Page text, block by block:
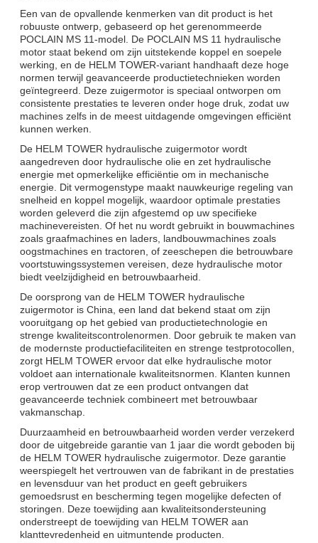
Een van de opvallende kenmerken van dit product is het
robuuste ontwerp, gebaseerd op het gerenommeerde
POCLAIN MS 11-model. De POCLAIN MS 11 hydraulische
motor staat bekend om zijn uitstekende koppel en soepele
werking, en de HELM TOWER-variant handhaaft deze hoge
normen terwijl geavanceerde productietechnieken worden
geïntegreerd. Deze zuigermotor is speciaal ontworpen om
consistente prestaties te leveren onder hoge druk, zodat uw
machines zelfs in de meest uitdagende omgevingen efficiënt
kunnen werken.
De HELM TOWER hydraulische zuigermotor wordt
aangedreven door hydraulische olie en zet hydraulische
energie met opmerkelijke efficiëntie om in mechanische
energie. Dit vermogenstype maakt nauwkeurige regeling van
snelheid en koppel mogelijk, waardoor optimale prestaties
worden geleverd die zijn afgestemd op uw specifieke
machinevereisten. Of het nu wordt gebruikt in bouwmachines
zoals graafmachines en laders, landbouwmachines zoals
oogstmachines en tractoren, of zeeschepen die betrouwbare
voortstuwingssystemen vereisen, deze hydraulische motor
biedt veelzijdigheid en betrouwbaarheid.
De oorsprong van de HELM TOWER hydraulische
zuigermotor is China, een land dat bekend staat om zijn
vooruitgang op het gebied van productietechnologie en
strenge kwaliteitscontrolenormen. Door gebruik te maken van
de modernste productiefaciliteiten en strenge testprotocollen,
zorgt HELM TOWER ervoor dat elke hydraulische motor
voldoet aan internationale kwaliteitsnormen. Klanten kunnen
erop vertrouwen dat ze een product ontvangen dat
geavanceerde techniek combineert met betrouwbaar
vakmanschap.
Duurzaamheid en betrouwbaarheid worden verder verzekerd
door de uitgebreide garantie van 1 jaar die wordt geboden bij
de HELM TOWER hydraulische zuigermotor. Deze garantie
weerspiegelt het vertrouwen van de fabrikant in de prestaties
en levensduur van het product en geeft gebruikers
gemoedsrust en bescherming tegen mogelijke defecten of
storingen. Deze toewijding aan kwaliteitsondersteuning
onderstreept de toewijding van HELM TOWER aan
klanttevredenheid en uitmuntende producten.